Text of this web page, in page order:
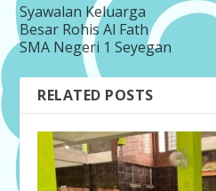
Syawalan Keluarga
Besar Rohis Al Fath
SMA Negeri 1 Seyegan
RELATED POSTS